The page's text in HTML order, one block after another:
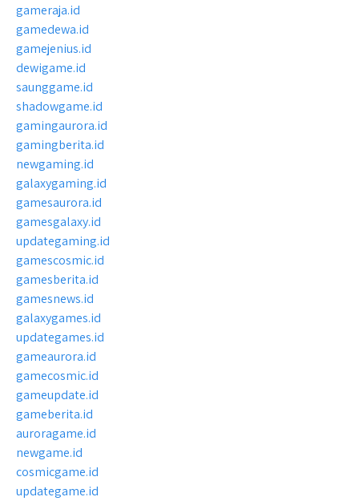
gameraja.id
gamedewa.id
gamejenius.id
dewigame.id
saunggame.id
shadowgame.id
gamingaurora.id
gamingberita.id
newgaming.id
galaxygaming.id
gamesaurora.id
gamesgalaxy.id
updategaming.id
gamescosmic.id
gamesberita.id
gamesnews.id
galaxygames.id
updategames.id
gameaurora.id
gamecosmic.id
gameupdate.id
gameberita.id
auroragame.id
newgame.id
cosmicgame.id
updategame.id